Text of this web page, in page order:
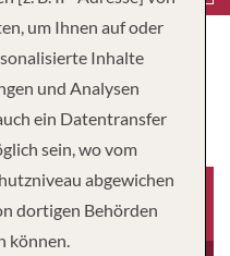
Besatzung
um Ihnen auf oder
Inhalte
und Analysen
ein Datentransfer
sein, wo vom
abgewichen
dortigen Behörden
können.